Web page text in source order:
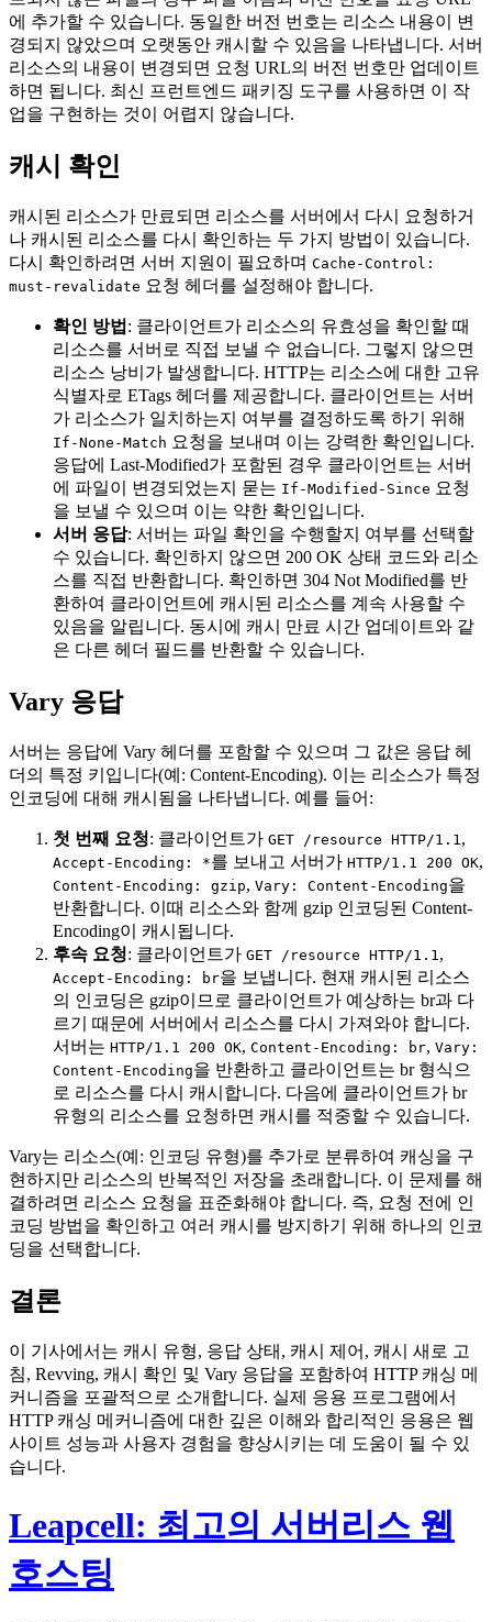
에 추가할 수 있습니다. 동일한 버전 번호는 리소스 내용이 변
경되지 않았으며 오랫동안 캐시할 수 있음을 나타냅니다. 서버
리소스의 내용이 변경되면 요청 URL의 버전 번호만 업데이트
하면 됩니다. 최신 프런트엔드 패키징 도구를 사용하면 이 작
업을 구현하는 것이 어렵지 않습니다.
캐시 확인
캐시된 리소스가 만료되면 리소스를 서버에서 다시 요청하거
나 캐시된 리소스를 다시 확인하는 두 가지 방법이 있습니다.
다시 확인하려면 서버 지원이 필요하며 Cache-Control:
must-revalidate 요청 헤더를 설정해야 합니다.
확인 방법 : 클라이언트가 리소스의 유효성을 확인할 때
리소스를 서버로 직접 보낼 수 없습니다. 그렇지 않으면
리소스 낭비가 발생합니다. HTTP는 리소스에 대한 고유
식별자로 ETags 헤더를 제공합니다. 클라이언트는 서버
가 리소스가 일치하는지 여부를 결정하도록 하기 위해
If-None-Match 요청을 보내며 이는 강력한 확인입니다.
응답에 Last-Modified가 포함된 경우 클라이언트는 서버
에 파일이 변경되었는지 묻는 If-Modified-Since 요청
을 보낼 수 있으며 이는 약한 확인입니다.
서버 응답: 서버는 파일 확인을 수행할지 여부를 선택할
수 있습니다. 확인하지 않으면 200 OK 상태 코드와 리소
스를 직접 반환합니다. 확인하면 304 Not Modified를 반
환하여 클라이언트에 캐시된 리소스를 계속 사용할 수
있음을 알립니다. 동시에 캐시 만료 시간 업데이트와 같
은 다른 헤더 필드를 반환할 수 있습니다.
Vary 응답
서버는 응답에 Vary 헤더를 포함할 수 있으며 그 값은 응답 헤
더의 특정 키입니다(예: Content-Encoding). 이는 리소스가 특정
인코딩에 대해 캐시됨을 나타냅니다. 예를 들어:
첫 번째 요청: 클라이언트가 GET /resource HTTP/1.1 ,
Accept-Encoding: *를 보내고 서버가 HTTP/1.1 200 OK,
Content-Encoding: gzip, Vary: Content-Encoding을
반환합니다. 이때 리소스와 함께 gzip 인코딩된 Content-
Encoding이 캐시됩니다.
후속 요청: 클라이언트가 GET /resource HTTP/1.1 ,
Accept-Encoding: br을 보냅니다. 현재 캐시된 리소스
의 인코딩은 gzip이므로 클라이언트가 예상하는 br과 다
르기 때문에 서버에서 리소스를 다시 가져와야 합니다.
서버는 HTTP/1.1 200 OK, Content-Encoding: br, Vary:
Content-Encoding을 반환하고 클라이언트는 br 형식으
로 리소스를 다시 캐시합니다. 다음에 클라이언트가 br
유형의 리소스를 요청하면 캐시를 적중할 수 있습니다.
Vary는 리소스(예: 인코딩 유형)를 추가로 분류하여 캐싱을 구
현하지만 리소스의 반복적인 저장을 초래합니다. 이 문제를 해
결하려면 리소스 요청을 표준화해야 합니다. 즉, 요청 전에 인
코딩 방법을 확인하고 여러 캐시를 방지하기 위해 하나의 인코
딩을 선택합니다.
결론
이 기사에서는 캐시 유형, 응답 상태, 캐시 제어, 캐시 새로 고
침, Revving, 캐시 확인 및 Vary 응답을 포함하여 HTTP 캐싱 메
커니즘을 포괄적으로 소개합니다. 실제 응용 프로그램에서
HTTP 캐싱 메커니즘에 대한 깊은 이해와 합리적인 응용은 웹
사이트 성능과 사용자 경험을 향상시키는 데 도움이 될 수 있
습니다.
Leapcell: 최고의 서버리스 웹
호스팅